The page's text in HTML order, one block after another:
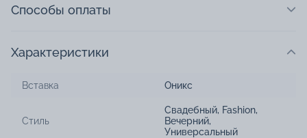
Способы оплаты
Характеристики
Вставка Оникс
Стиль
Свадебный, Fashion,
Вечерний,
Универсальный